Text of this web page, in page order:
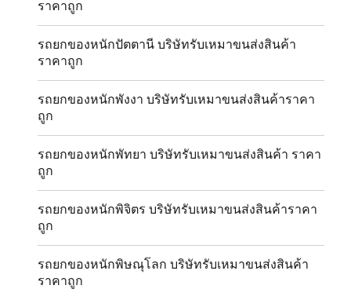
ราคาถูก
รถยกของหนักปัตตานี บริษัทรับเหมาขนส่งสินค้า
ราคาถูก
รถยกของหนักพังงา บริษัทรับเหมาขนส่งสินค้าราคา
ถูก
รถยกของหนักพัทยา บริษัทรับเหมาขนส่งสินค้า ราคา
ถูก
รถยกของหนักพิจิตร บริษัทรับเหมาขนส่งสินค้าราคา
ถูก
รถยกของหนักพิษณุโลก บริษัทรับเหมาขนส่งสินค้า
ราคาถูก